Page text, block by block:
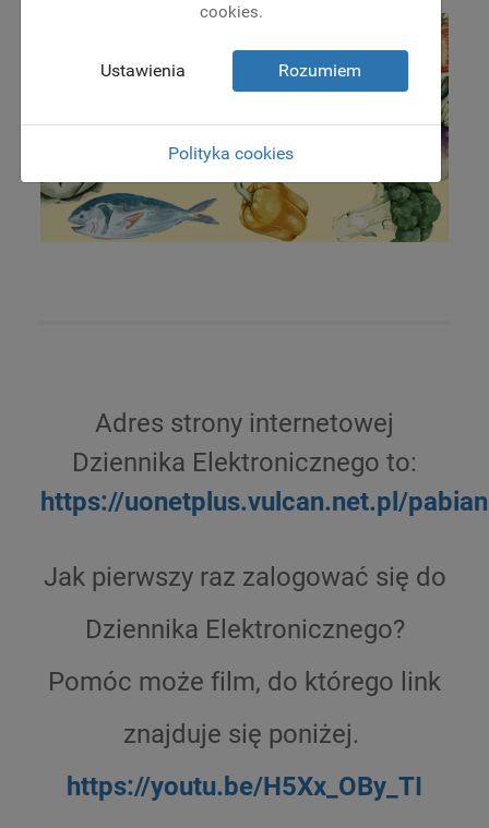
Adres strony internetowej
Dziennika Elektronicznego to:
https://uonetplus.vulcan.net.pl/
Jak pierwszy raz zalogować się do
Dziennika Elektronicznego?
Pomóc może film, do którego link
znajduje się poniżej.
https://youtu.be/H5Xx_OBy_TI
cookies.
Ustawienia Rozumiem
Polityka cookies